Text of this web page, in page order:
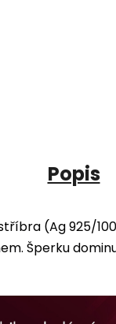
Popis
(Ag 925/
Šperku